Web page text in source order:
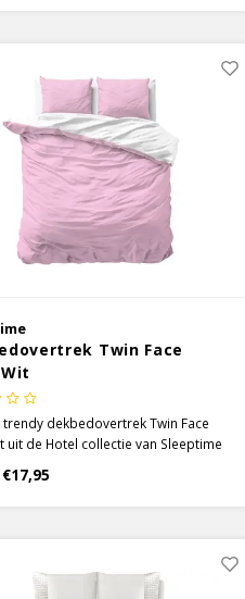
glans waardoor het een mooie
Twin Face
trendy dekbedovertrek Twin Face
uit de Hotel collectie van Sleeptime
kanten op! Een Twin Face
is een overtrek die twee
combineert, de voorkant is dus een